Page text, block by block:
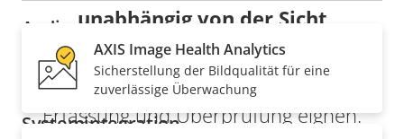
unabhängig von der Sicht
Erfahren Sie, warum sich
Wärmebildkameras für die zuverlässige
Erfassung und Überprüfung eignen.
Audio
Eigentumsbeschreibung Eigentumswert
Audiounterstützung Yes
Systemintegration
AXIS Image Health Analytics
Sicherstellung der Bildqualität für eine
zuverlässige Überwachung